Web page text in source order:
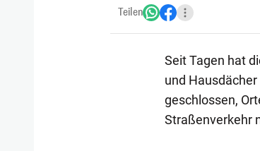
Teilen
Seit Tagen hat
und
geschlossen,
Straßenverkehr